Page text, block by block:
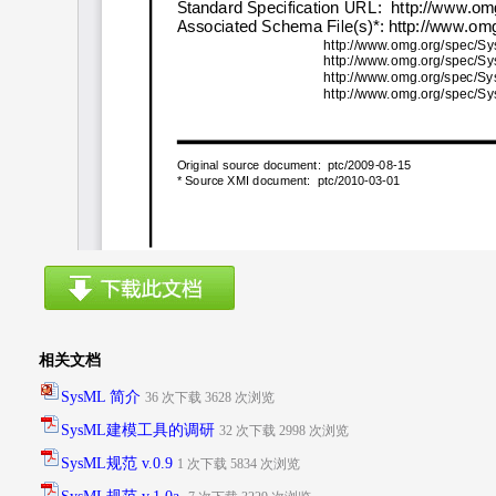
相关文档
SysML 简介 36 次下载 3628 次浏览
SysML建模工具的调研 32 次下载 2998 次浏览
SysML规范 v.0.9 1 次下载 5834 次浏览